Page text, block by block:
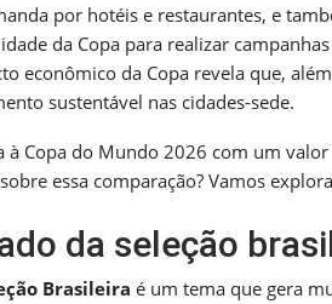
por hotéis e restaurantes, e
da Copa para realizar
econômico da Copa revela que,
sustentável nas cidades-sede.
à Copa do Mundo 2026 com um
essa comparação? Vamos
da seleção
Brasileira é um tema que gera